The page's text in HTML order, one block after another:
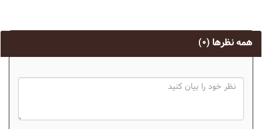
همه نظرها (۰)